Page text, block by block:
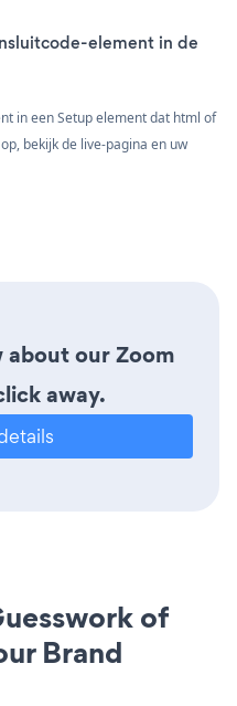
element in de
in een Setup element dat html of
bekijk de live-pagina en uw
about our Zoom
away.
of
Brand